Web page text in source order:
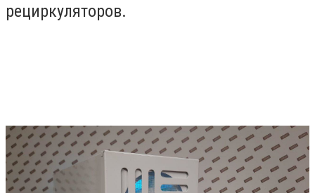
рециркуляторов.